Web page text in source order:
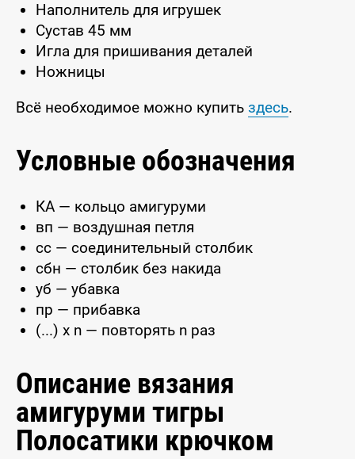
Наполнитель для игрушек
Сустав 45 мм
Игла для пришивания деталей
Ножницы
Всё необходимое можно купить здесь.
Условные обозначения
КА — кольцо амигуруми
вп — воздушная петля
сс — соединительный столбик
сбн — столбик без накида
уб — убавка
пр — прибавка
(...) x n — повторять n раз
Описание вязания
амигуруми тигры
Полосатики крючком